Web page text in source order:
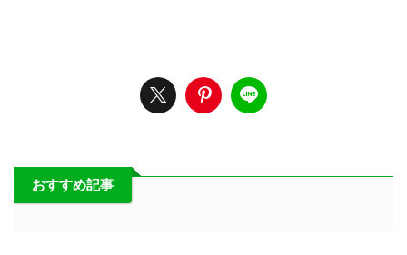
おすすめ記事